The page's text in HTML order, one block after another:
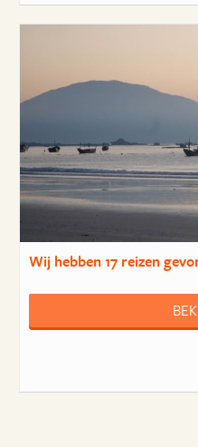
Wij hebben17 reizen